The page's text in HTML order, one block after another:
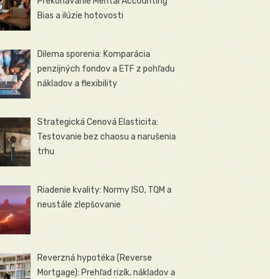
Bias a ilúzie hotovosti
Dilema sporenia: Komparácia
penzijných fondov a ETF z pohľadu
nákladov a flexibility
Strategická Cenová Elasticita:
Testovanie bez chaosu a narušenia
trhu
Riadenie kvality: Normy ISO, TQM a
neustále zlepšovanie
Reverzná hypotéka (Reverse
Mortgage): Prehľad rizík, nákladov a